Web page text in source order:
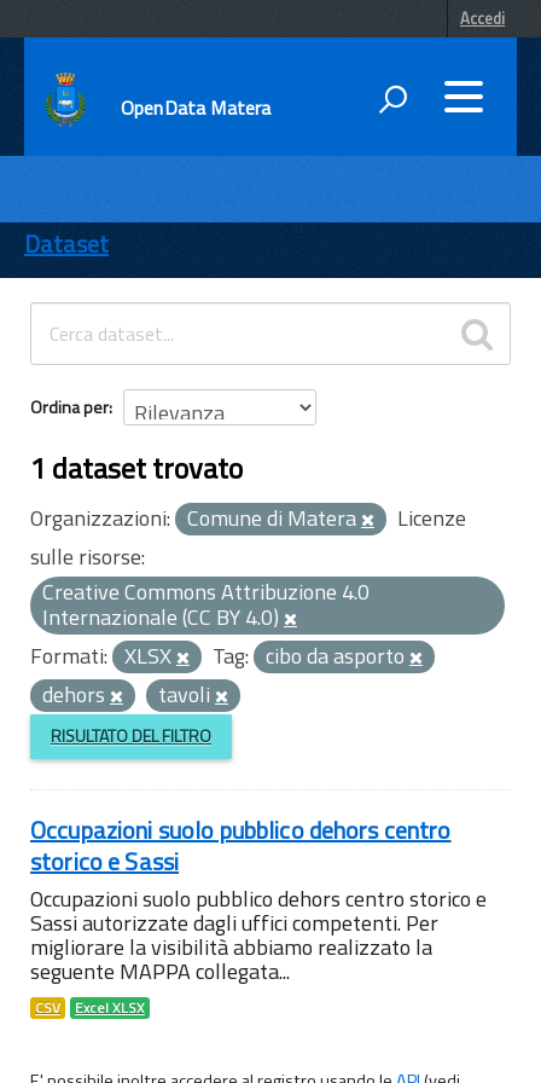
Accedi
OpenData Matera
ENTI
TEMI
INFORMAZIONI
Dataset
Ordina per
1 dataset trovato
Organizzazioni: Comune di Matera
Licenze
sulle risorse:
Creative Commons Attribuzione 4.0
Internazionale (CC BY 4.0)
Formati: XLSX Tag: cibo da asporto
dehors
tavoli
RISULTATO DEL FILTRO
Occupazioni suolo pubblico dehors centro
storico e Sassi
Occupazioni suolo pubblico dehors centro storico e
Sassi autorizzate dagli uffici competenti. Per
migliorare la visibilità abbiamo realizzato la
seguente MAPPA collegata...
CSV Excel XLSX